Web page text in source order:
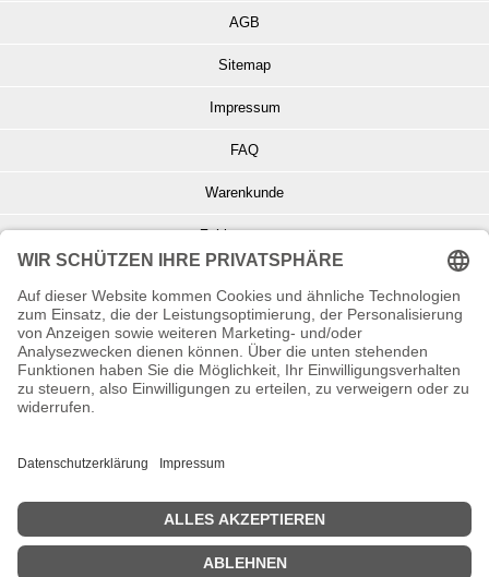
AGB
Sitemap
Impressum
FAQ
Warenkunde
Zahlungsarten
Info zu Elektro- u. Elektronikgeräten
Batterieentsorgung
Informationen zur Echtheit von Kundenbewertungen
© Copyright 2026 Wohnambiente-Shop